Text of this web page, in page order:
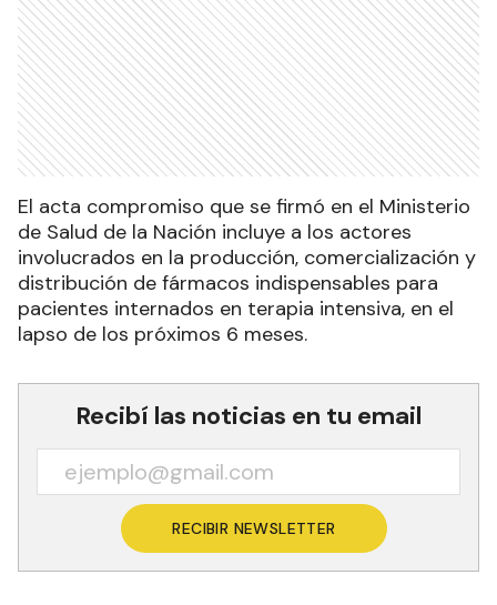
El acta compromiso que se firmó en el Ministerio
de Salud de la Nación incluye a los actores
involucrados en la producción, comercialización y
distribución de fármacos indispensables para
pacientes internados en terapia intensiva, en el
lapso de los próximos 6 meses.
Recibí las noticias en tu email
RECIBIR NEWSLETTER